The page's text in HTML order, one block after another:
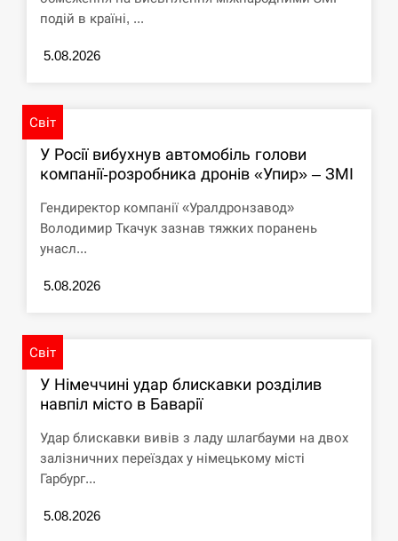
подій в країні, ...
5.08.2026
Світ
У Росії вибухнув автомобіль голови
компанії-розробника дронів «Упир» – ЗМІ
Гендиректор компанії «Уралдронзавод»
Володимир Ткачук зазнав тяжких поранень
унасл...
5.08.2026
Світ
У Німеччині удар блискавки розділив
навпіл місто в Баварії
Удар блискавки вивів з ладу шлагбауми на двох
залізничних переїздах у німецькому місті
Гарбург...
5.08.2026